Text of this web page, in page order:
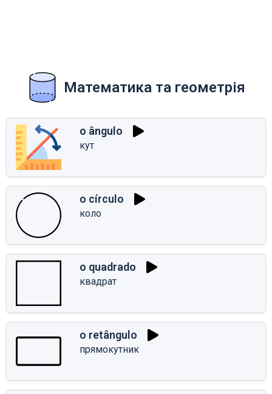
Математика та геометрія
o ângulo
кут
o círculo
коло
o quadrado
квадрат
o retângulo
прямокутник